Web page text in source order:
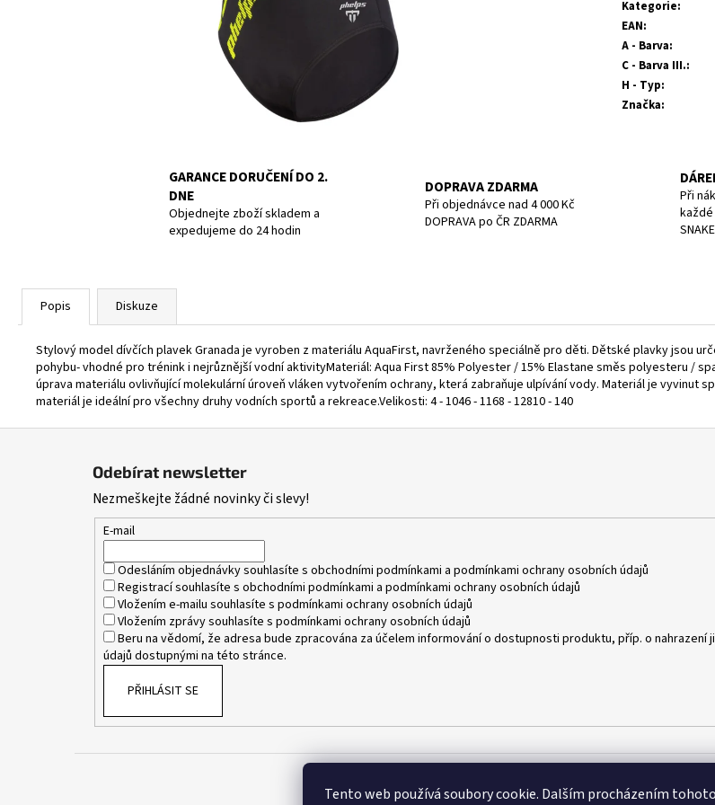
Tento web používá soubory cookie. Dalším procházením
Kategorie:
EAN:
A - Barva:
C - Barva III.:
H - Typ:
Značka:
GARANCE DORUČENÍ DO 2.
DNE
Objednejte zboží skladem a
expedujeme do 24 hodin
DOPRAVA ZDARMA
Při objednávce nad 4 000 Kč
DOPRAVA po ČR ZDARMA
Při
každé
Popis Diskuze
Stylový model dívčích plavek Granada je vyroben z materiálu AquaFirst, navrženého speciálně pro děti. Dětské plavky jsou
pohybu- vhodné pro trénink i nejrůznější vodní aktivityMateriál: Aqua First 85% Polyester / 15% Elastane směs polyesteru /
úprava materiálu ovlivňující molekulární úroveň vláken vytvořením ochrany, která zabraňuje ulpívání vody. Materiál je vyvinut
materiál je ideální pro všechny druhy vodních sportů a rekreace.Velikosti: 4 - 1046 - 1168 - 12810 - 140
Odebírat newsletter
Nezmeškejte žádné novinky či slevy!
E-mail
Odesláním objednávky souhlasíte s obchodními podmínkami a podmínkami ochrany osobních údajů
Registrací souhlasíte s obchodními podmínkami a podmínkami ochrany osobních údajů
Vložením e-mailu souhlasíte s podmínkami ochrany osobních údajů
Vložením zprávy souhlasíte s podmínkami ochrany osobních údajů
Beru na vědomí, že adresa bude zpracována za účelem informování o dostupnosti produktu, příp. o
údajů dostupnými na této stránce.
PŘIHLÁSIT SE